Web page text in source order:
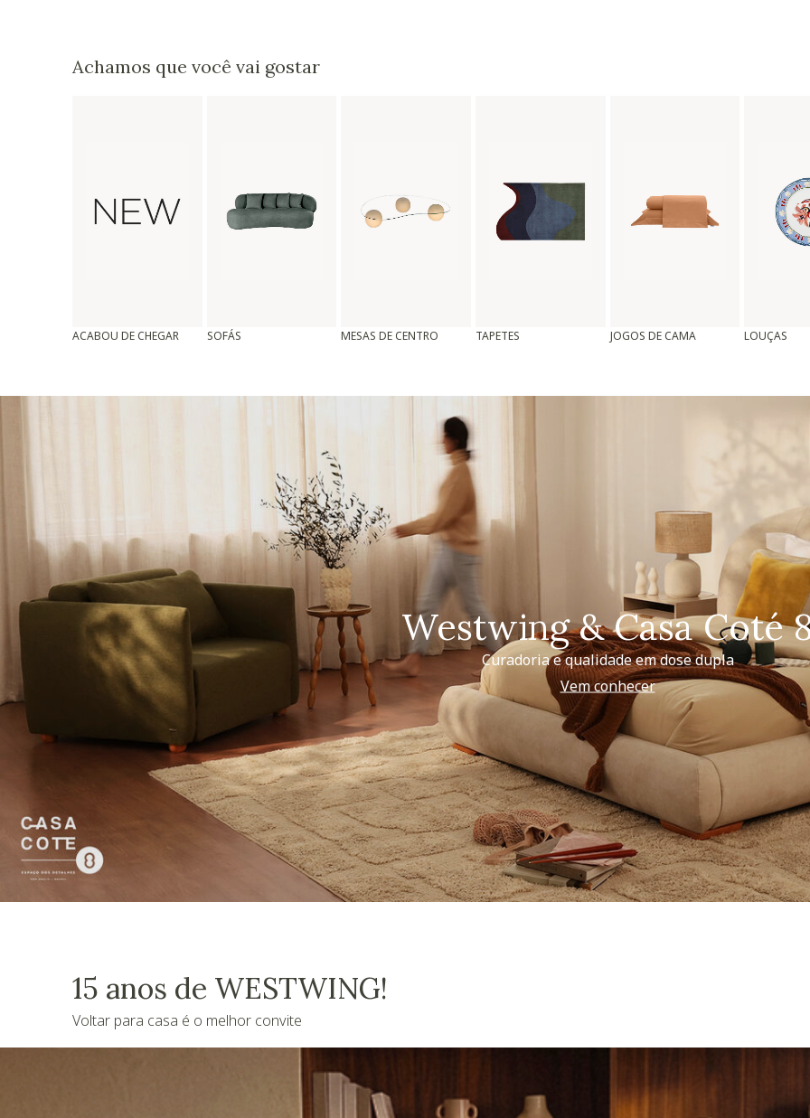
Achamos que você vai gostar
ACABOU DE CHEGAR SOFÁS MESAS DE CENTRO TAPETES JOGOS DE CAMA LOUÇAS
Westwing & Casa Coté
Curadoria e qualidade em dose dupla
Vem conhecer
15 anos de WESTWING!
Voltar para casa é o melhor convite